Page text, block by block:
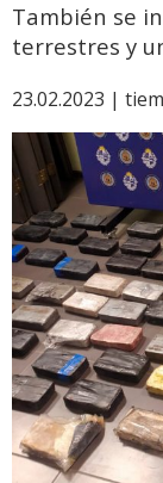
También se
terrestres y
23.02.2023 |